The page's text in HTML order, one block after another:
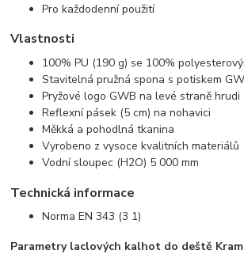
Pro každodenní použití
Vlastnosti
100% PU (190 g) se 100%
Stavitelná pružná spona s potiskem
Pryžové logo GWB na levé straně hrudi
Reflexní pásek (5 cm) na nohavici
Měkká a pohodlná tkanina
Vyrobeno z vysoce kvalitních materiálů
Vodní sloupec (H2O) 5 000 mm
Technická informace
Norma EN 343 (3 1)
Parametry laclových kalhot do deště